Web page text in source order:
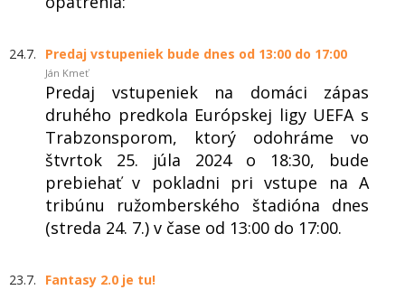
24.7. Predaj vstupeniek bude dnes od 13:00 do 17:00
Ján Kmeť
Predaj vstupeniek na domáci zápas
druhého predkola Európskej ligy UEFA s
Trabzonsporom, ktorý odohráme vo
štvrtok 25. júla 2024 o 18:30, bude
prebiehať v pokladni pri vstupe na A
tribúnu ružomberského štadióna dnes
(streda 24. 7.) v čase od 13:00 do 17:00.
23.7. Fantasy 2.0 je tu!